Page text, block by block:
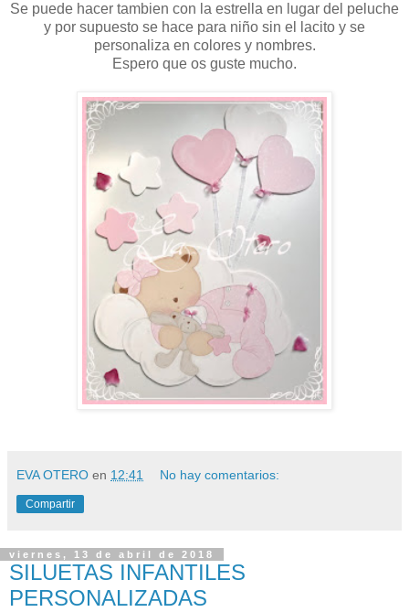
Se puede hacer tambien con la estrella en lugar del peluche
y por supuesto se hace para niño sin el lacito y se
personaliza en colores y nombres.
Espero que os guste mucho.
EVA OTERO en 12:41 No hay comentarios:
Compartir
viernes, 13 de abril de 2018
SILUETAS INFANTILES
PERSONALIZADAS